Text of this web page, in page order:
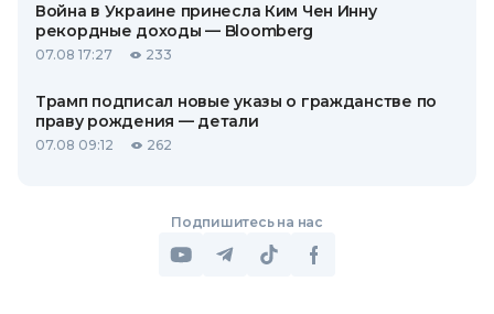
Война в Украине принесла Ким Чен Инну
рекордные доходы — Bloomberg
07.08 17:27 233
Трамп подписал новые указы о гражданстве по
праву рождения — детали
07.08 09:12 262
Подпишитесь на нас